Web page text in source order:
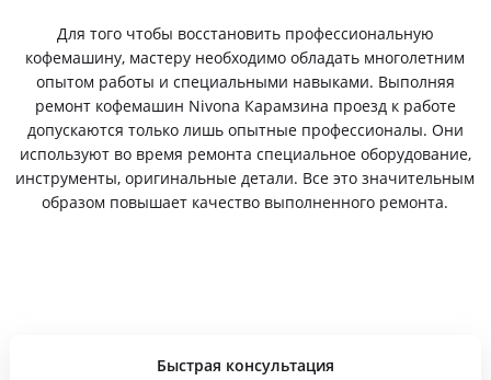
Для того чтобы восстановить профессиональную
кофемашину, мастеру необходимо обладать многолетним
опытом работы и специальными навыками. Выполняя
ремонт кофемашин Nivona Карамзина проезд к работе
допускаются только лишь опытные профессионалы. Они
используют во время ремонта специальное оборудование,
инструменты, оригинальные детали. Все это значительным
образом повышает качество выполненного ремонта.
Быстрая консультация